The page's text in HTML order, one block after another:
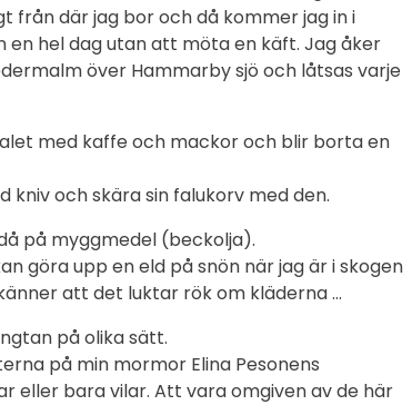
från där jag bor och då kommer jag in i
en hel dag utan att möta en käft. Jag åker
över Hammarby sjö och låtsas varje
med kaffe och mackor och blir borta en
och skära sin falukorv med den.
på myggmedel (beckolja).
göra upp en eld på snön när jag är i skogen
att det luktar rök om kläderna …
på olika sätt.
på min mormor Elina Pesonens
eller bara vilar. Att vara omgiven av de här